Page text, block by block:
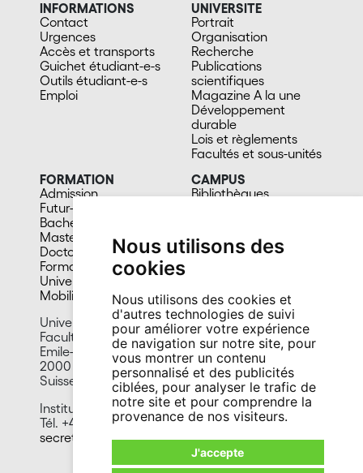
Nous utilisons des
cookies
Nous utilisons des cookies et
d'autres technologies de suivi
pour améliorer votre expérience
de navigation sur notre site, pour
vous montrer un contenu
personnalisé et des publicités
ciblées, pour analyser le trafic de
notre site et pour comprendre la
provenance de nos visiteurs.
J'accepte
INFORMATIONS
Contact
Urgences
Accès et transports
Guichet étudiant-e-s
Outils étudiant-e-s
Emploi
UNIVERSITE
Portrait
Organisation
Recherche
Publications
scientifiques
Magazine A la une
Développement
durable
Lois et règlements
Facultés et sous-unités
FORMATION
Admission
Futur-e étudiant-e
Bachelors
Masters
Doctorat
Formation continue
Université du 3e âge
Mobilité
CAMPUS
Bibliothèques
Santé
Cafétérias
Université de Neuchâtel
Faculté des sciences
Emile-Argand 11
2000 Neuchâtel
Suisse
Institut de biologie
Tél. +41 32 718 30 00
secretariat.biologie@unine.ch